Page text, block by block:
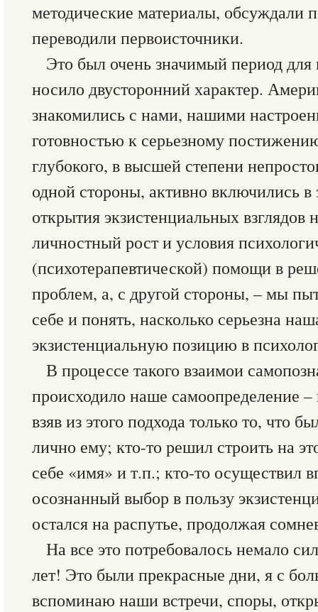
методические материалы, обсуждали
переводили первоисточники.
Это был очень значимый период
носило двусторонний характер.
знакомились с нами, нашими
готовностью к серьезному
глубокого, в высшей степени
одной стороны, активно включились
открытия экзистенциальных взглядов
личностный рост и условия
(психотерапевтической) помощи в
проблем, а, с другой стороны, – мы
себе и понять, насколько серьезна
экзистенциальную позицию в
В процессе такого взаимои
происходило наше самоопределение –
взяв из этого подхода только то, что
лично ему; кто-то решил строить на
себе «имя» и т.п.; кто-то осуществил
осознанный выбор в пользу
остался на распутье, продолжая
На все это потребовалось немало
лет! Это были прекрасные дни, я с
вспоминаю наши встречи, споры,